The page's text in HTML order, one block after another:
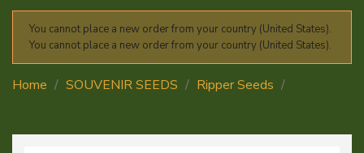
You cannot place a new order from your country (United States).
You cannot place a new order from your country (United States).
Home SOUVENIR SEEDS Ripper Seeds